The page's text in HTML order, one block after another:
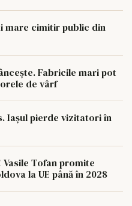
mare cimitir public din
Fabricile mari pot
de vârf
Iașul pierde vizitatori în
Vasile Tofan promite
la UE până în 2028